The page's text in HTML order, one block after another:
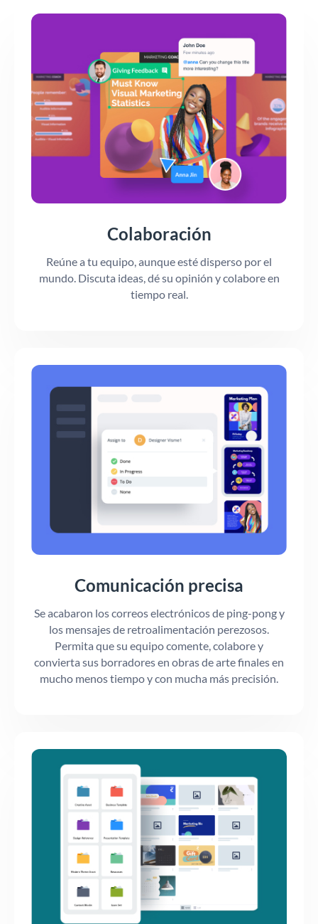
Colaboración
Reúne a tu equipo, aunque esté disperso por el
mundo. Discuta ideas, dé su opinión y colabore en
tiempo real.
Comunicación precisa
Se acabaron los correos electrónicos de ping-pong y
los mensajes de retroalimentación perezosos.
Permita que su equipo comente, colabore y
convierta sus borradores en obras de arte finales en
mucho menos tiempo y con mucha más precisión.